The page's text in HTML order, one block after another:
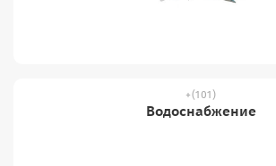
(101)
Водоснабжение